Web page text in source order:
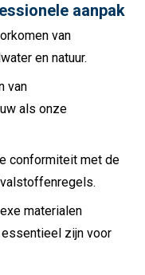
aanpak
van
en natuur.
van
als onze
conformiteit met de
materialen
zijn voor